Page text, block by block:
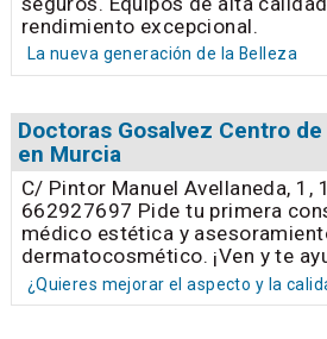
rendimiento excepcional.
La nueva generación de la Belleza
Doctoras Gosalvez Centro
en Murcia
C/ Pintor Manuel Avellaneda, 1,
662927697 Pide tu primera
médico estética y
dermatocosmético. ¡Ven y te
¿Quieres mejorar el aspecto y la